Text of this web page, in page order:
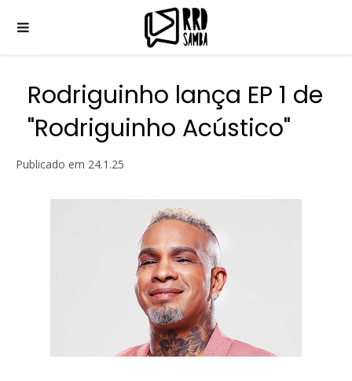
Rodriguinho lança EP 1 de
"Rodriguinho Acústico"
Publicado em 24.1.25